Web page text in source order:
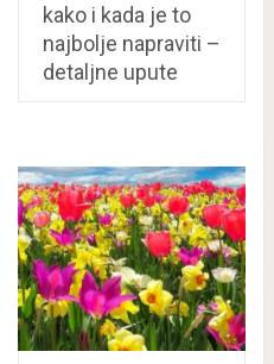
kako i kada je to
najbolje napraviti –
detaljne upute